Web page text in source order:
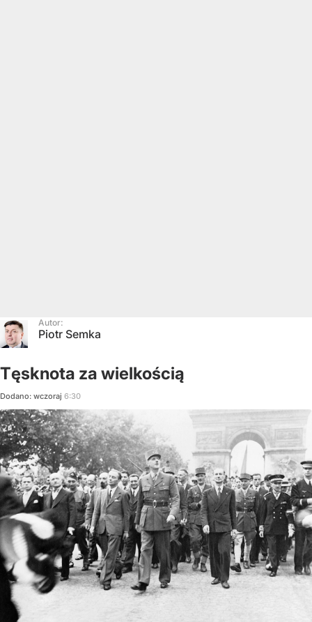
Autor:
Piotr Semka
Tęsknota za wielkością
Dodano: wczoraj 6:30